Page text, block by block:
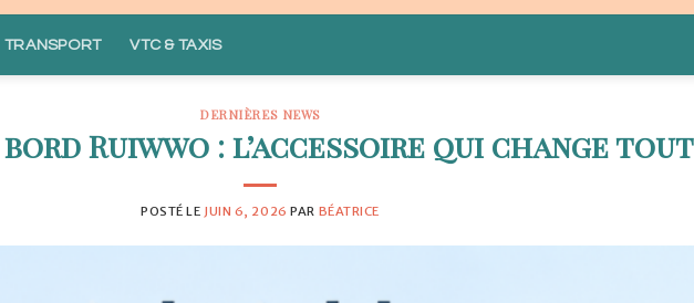
TRANSPORT VTC & TAXIS
DERNIÈRES NEWS
bord Ruiwwo : l’accessoire qui change tout
POSTÉ LE JUIN 6, 2026 PAR BÉATRICE